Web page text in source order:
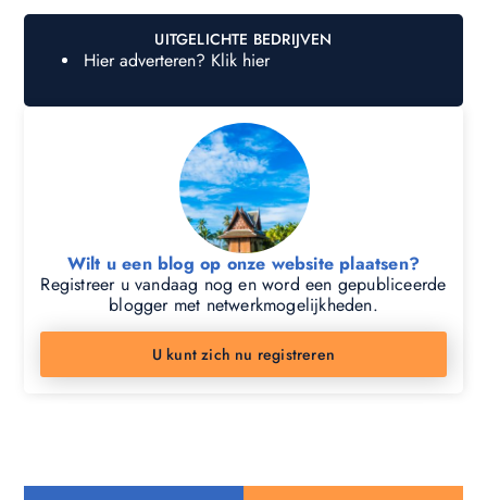
UITGELICHTE BEDRIJVEN
Hier adverteren? Klik hier
Wilt u een blog op onze website plaatsen?
Registreer u vandaag nog en word een gepubliceerde
blogger met netwerkmogelijkheden.
U kunt zich nu registreren